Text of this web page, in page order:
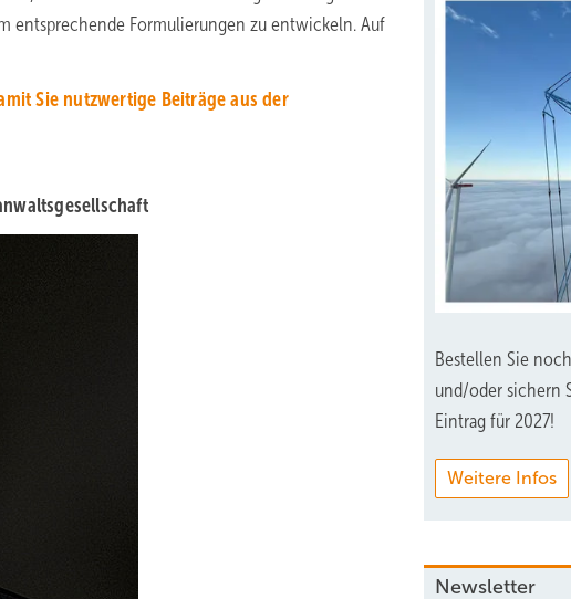
entsprechende Formulierungen zu entwickeln. Auf
Sie nutzwertige Beiträge aus der
Bestellen Sie
und/oder sichern
Eintrag für 2027!
Weitere Infos
Newsletter